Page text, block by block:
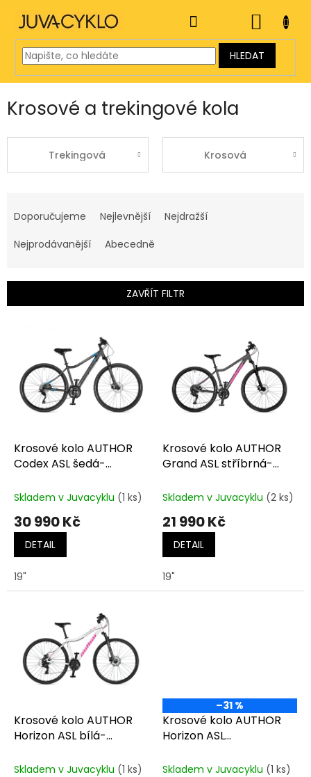
obsah
HLEDAT
KOŠÍK
Krosové a trekingové kola
Trekingová Krosová
a
e
í
r
Doporučujeme Nejlevnější
Nejdražší
Nejprodávanější
Abecedně
ZAVŘÍT FILTR
d
u
Krosové kolo AUTHOR
Codex ASL šedá-
Skladem v Juvacyklu (1 ks)
30 990 Kč
DETAIL
19"
Krosové kolo AUTHOR
Grand ASL stříbrná-
Skladem v Juvacyklu (2 ks)
21 990 Kč
DETAIL
19"
Krosové kolo AUTHOR
Horizon ASL bílá-
Skladem v Juvacyklu (1 ks)
–31 %
Krosové kolo AUTHOR
Horizon ASL
Skladem v Juvacyklu (1 ks)